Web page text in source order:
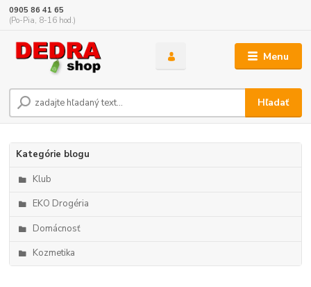
Menu
Hľadať
0905 86 41 65
(Po-Pia, 8-16 hod.)
Kategórie blogu
Klub
EKO Drogéria
Domácnosť
Kozmetika